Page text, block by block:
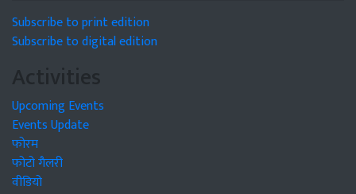
Subscribe to print edition
Subscribe to digital edition
Activities
Upcoming Events
Events Update
फोरम
फोटो गैलरी
वीडियो